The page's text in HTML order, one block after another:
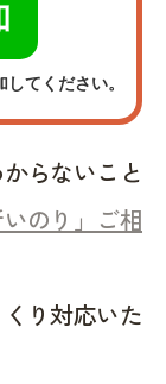
てください。
らないこと
いのり」ご相
り対応いた